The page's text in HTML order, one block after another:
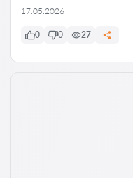
17.05.2026
0 0 27